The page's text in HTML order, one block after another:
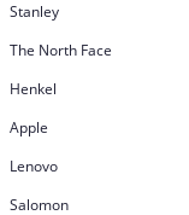
Stanley
The North Face
Henkel
Apple
Lenovo
Salomon